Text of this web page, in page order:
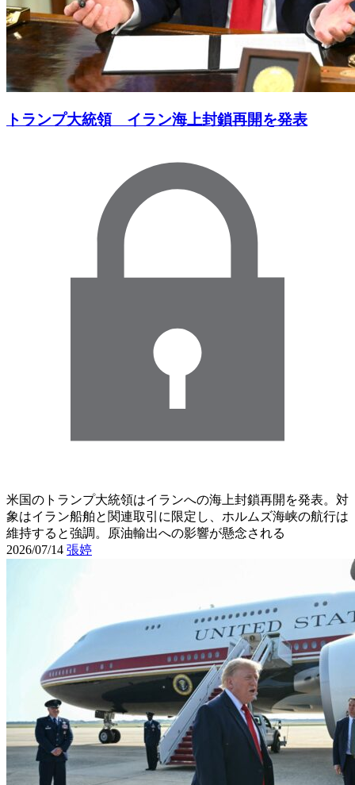
トランプ大統領 イラン海上封鎖再開を発表
米国のトランプ大統領はイランへの海上封鎖再開を発表。対
象はイラン船舶と関連取引に限定し、ホルムズ海峡の航行は
維持すると強調。原油輸出への影響が懸念される
2026/07/14 張婷